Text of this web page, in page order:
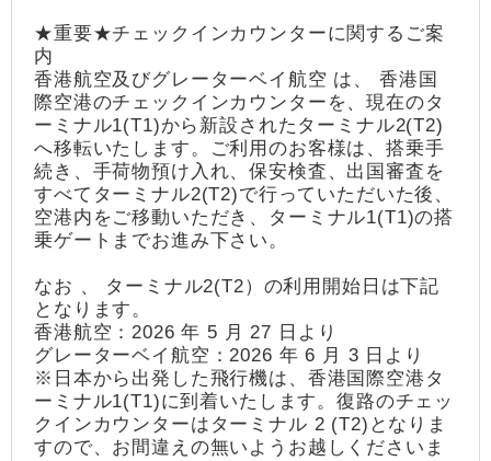
★重要★チェックインカウンターに関するご案
内
香港航空及びグレーターベイ航空 は、 香港国
際空港のチェックインカウンターを、現在のタ
ーミナル1(T1)から新設されたターミナル2(T2)
へ移転いたします。ご利用のお客様は、搭乗手
続き、手荷物預け入れ、保安検査、出国審査を
すべてターミナル2(T2)で行っていただいた後、
空港内をご移動いただき、ターミナル1(T1)の搭
乗ゲートまでお進み下さい。
なお 、 ターミナル2(T2）の利用開始日は下記
となります。
香港航空：2026 年 5 月 27 日より
グレーターベイ航空：2026 年 6 月 3 日より
※日本から出発した飛行機は、香港国際空港タ
ーミナル1(T1)に到着いたします。復路のチェッ
クインカウンターはターミナル 2 (T2)となりま
すので、お間違えの無いようお越しくださいま